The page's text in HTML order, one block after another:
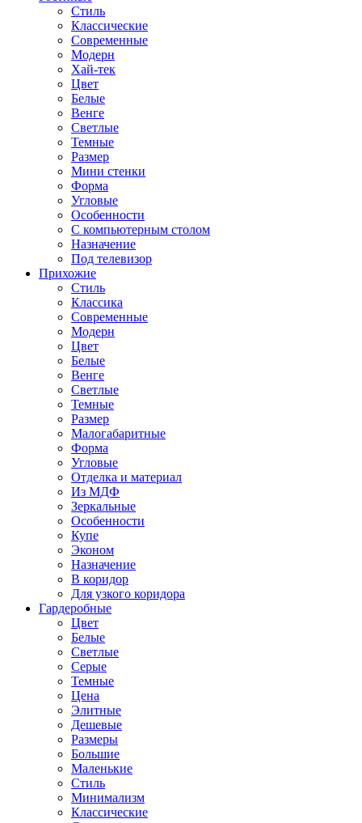
Стиль
Классические
Современные
Модерн
Хай-тек
Цвет
Белые
Венге
Светлые
Темные
Размер
Мини стенки
Форма
Угловые
Особенности
С компьютерным столом
Назначение
Под телевизор
Прихожие
Стиль
Классика
Современные
Модерн
Цвет
Белые
Венге
Светлые
Темные
Размер
Малогабаритные
Форма
Угловые
Отделка и материал
Из МДФ
Зеркальные
Особенности
Купе
Эконом
Назначение
В коридор
Для узкого коридора
Гардеробные
Цвет
Белые
Светлые
Серые
Темные
Цена
Элитные
Дешевые
Размеры
Большие
Маленькие
Стиль
Минимализм
Классические